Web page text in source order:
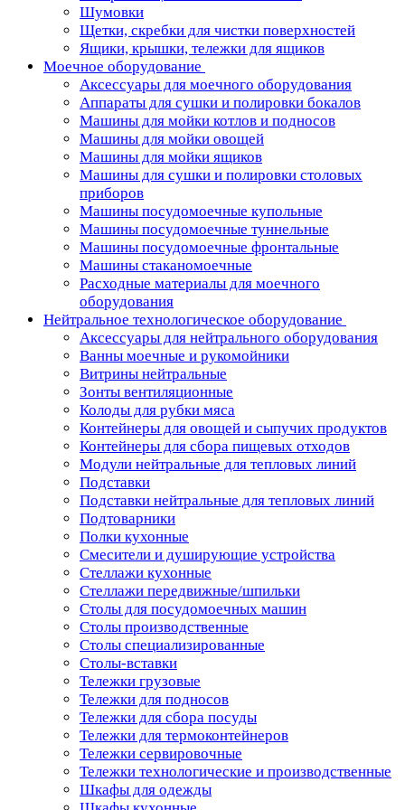
Шумовки
Щетки, скребки для чистки поверхностей
Ящики, крышки, тележки для ящиков
Моечное оборудование
Аксессуары для моечного оборудования
Аппараты для сушки и полировки бокалов
Машины для мойки котлов и подносов
Машины для мойки овощей
Машины для мойки ящиков
Машины для сушки и полировки столовых
приборов
Машины посудомоечные купольные
Машины посудомоечные туннельные
Машины посудомоечные фронтальные
Машины стаканомоечные
Расходные материалы для моечного
оборудования
Нейтральное технологическое оборудование
Аксессуары для нейтрального оборудования
Ванны моечные и рукомойники
Витрины нейтральные
Зонты вентиляционные
Колоды для рубки мяса
Контейнеры для овощей и сыпучих продуктов
Контейнеры для сбора пищевых отходов
Модули нейтральные для тепловых линий
Подставки
Подставки нейтральные для тепловых линий
Подтоварники
Полки кухонные
Смесители и душирующие устройства
Стеллажи кухонные
Стеллажи передвижные/шпильки
Столы для посудомоечных машин
Столы производственные
Столы специализированные
Столы-вставки
Тележки грузовые
Тележки для подносов
Тележки для сбора посуды
Тележки для термоконтейнеров
Тележки сервировочные
Тележки технологические и производственные
Шкафы для одежды